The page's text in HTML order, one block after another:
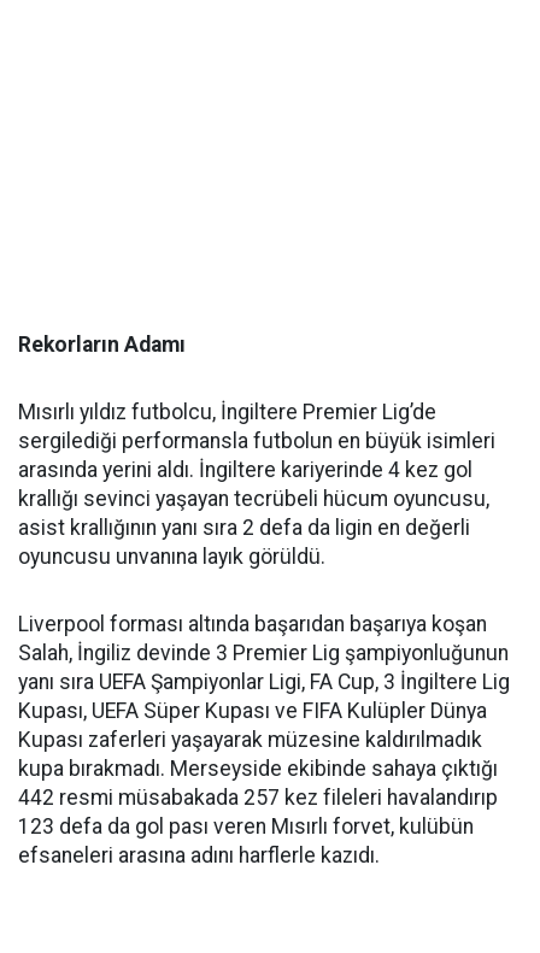
Rekorların Adamı
Mısırlı yıldız futbolcu, İngiltere Premier Lig’de
sergilediği performansla futbolun en büyük isimleri
arasında yerini aldı. İngiltere kariyerinde 4 kez gol
krallığı sevinci yaşayan tecrübeli hücum oyuncusu,
asist krallığının yanı sıra 2 defa da ligin en değerli
oyuncusu unvanına layık görüldü.
Liverpool forması altında başarıdan başarıya koşan
Salah, İngiliz devinde 3 Premier Lig şampiyonluğunun
yanı sıra UEFA Şampiyonlar Ligi, FA Cup, 3 İngiltere Lig
Kupası, UEFA Süper Kupası ve FIFA Kulüpler Dünya
Kupası zaferleri yaşayarak müzesine kaldırılmadık
kupa bırakmadı. Merseyside ekibinde sahaya çıktığı
442 resmi müsabakada 257 kez fileleri havalandırıp
123 defa da gol pası veren Mısırlı forvet, kulübün
efsaneleri arasına adını harflerle kazıdı.